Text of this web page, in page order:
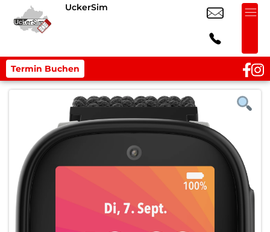
UckerSim
Termin Buchen